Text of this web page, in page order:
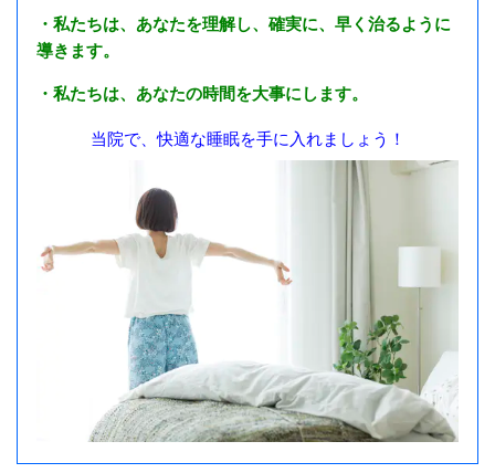
・私たちは、あなたを理解し、確実に、早く治るように
導きます。
・私たちは、あなたの時間を大事にします。
当院で、快適な睡眠を手に入れましょう！